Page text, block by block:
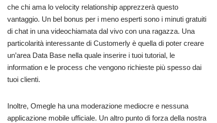
che chi ama lo velocity relationship apprezzerà questo
vantaggio. Un bel bonus per i meno esperti sono i minuti gratuiti
di chat in una videochiamata dal vivo con una ragazza. Una
particolarità interessante di Customerly è quella di poter creare
un’area Data Base nella quale inserire i tuoi tutorial, le
information e le process che vengono richieste più spesso dai
tuoi clienti.
Inoltre, Omegle ha una moderazione mediocre e nessuna
applicazione mobile ufficiale. Un altro punto di forza della nostra